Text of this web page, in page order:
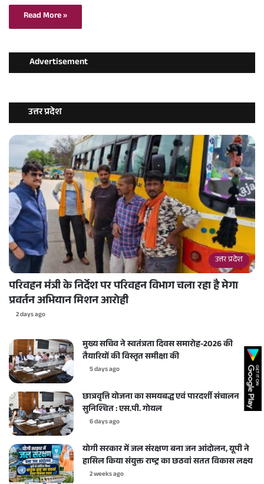
Read More »
Advertisement
उत्तर प्रदेश
उत्तर प्रदेश
परिवहन मंत्री के निर्देश पर परिवहन विभाग चला रहा है मेगा
प्रवर्तन अभियान मिशन आरोही
2 days ago
मुख्य सचिव ने स्वतंत्रता दिवस समारोह-2026 की
तैयारियों की विस्तृत समीक्षा की
5 days ago
छात्रवृत्ति योजना का समयबद्ध एवं पारदर्शी संचालन करें
सुनिश्चित : एस.पी. गोयल
6 days ago
योगी सरकार में जल संरक्षण बना जन आंदोलन, यूपी ने
हासिल किया संयुक्त राष्ट्र का छठवां सतत विकास लक्ष्य
2 weeks ago